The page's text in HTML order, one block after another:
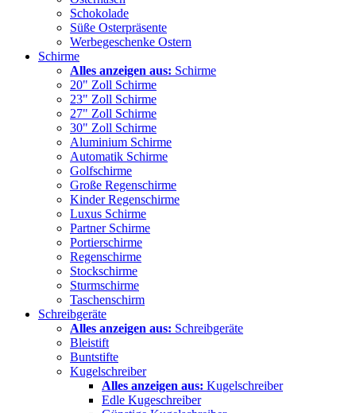
Schokolade
Süße Osterpräsente
Werbegeschenke Ostern
Schirme
Alles anzeigen aus: Schirme
20" Zoll Schirme
23" Zoll Schirme
27" Zoll Schirme
30" Zoll Schirme
Aluminium Schirme
Automatik Schirme
Golfschirme
Große Regenschirme
Kinder Regenschirme
Luxus Schirme
Partner Schirme
Portierschirme
Regenschirme
Stockschirme
Sturmschirme
Taschenschirm
Schreibgeräte
Alles anzeigen aus: Schreibgeräte
Bleistift
Buntstifte
Kugelschreiber
Alles anzeigen aus: Kugelschreiber
Edle Kugeschreiber